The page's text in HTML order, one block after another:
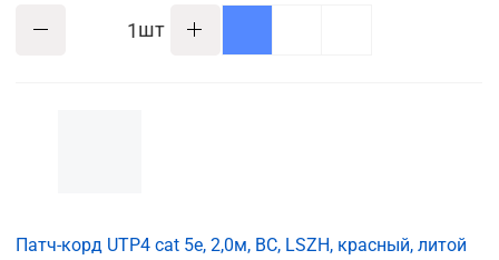
шт
Патч-корд UTP4 cat 5e, 2,0м, ВС, LSZH, красный, литой